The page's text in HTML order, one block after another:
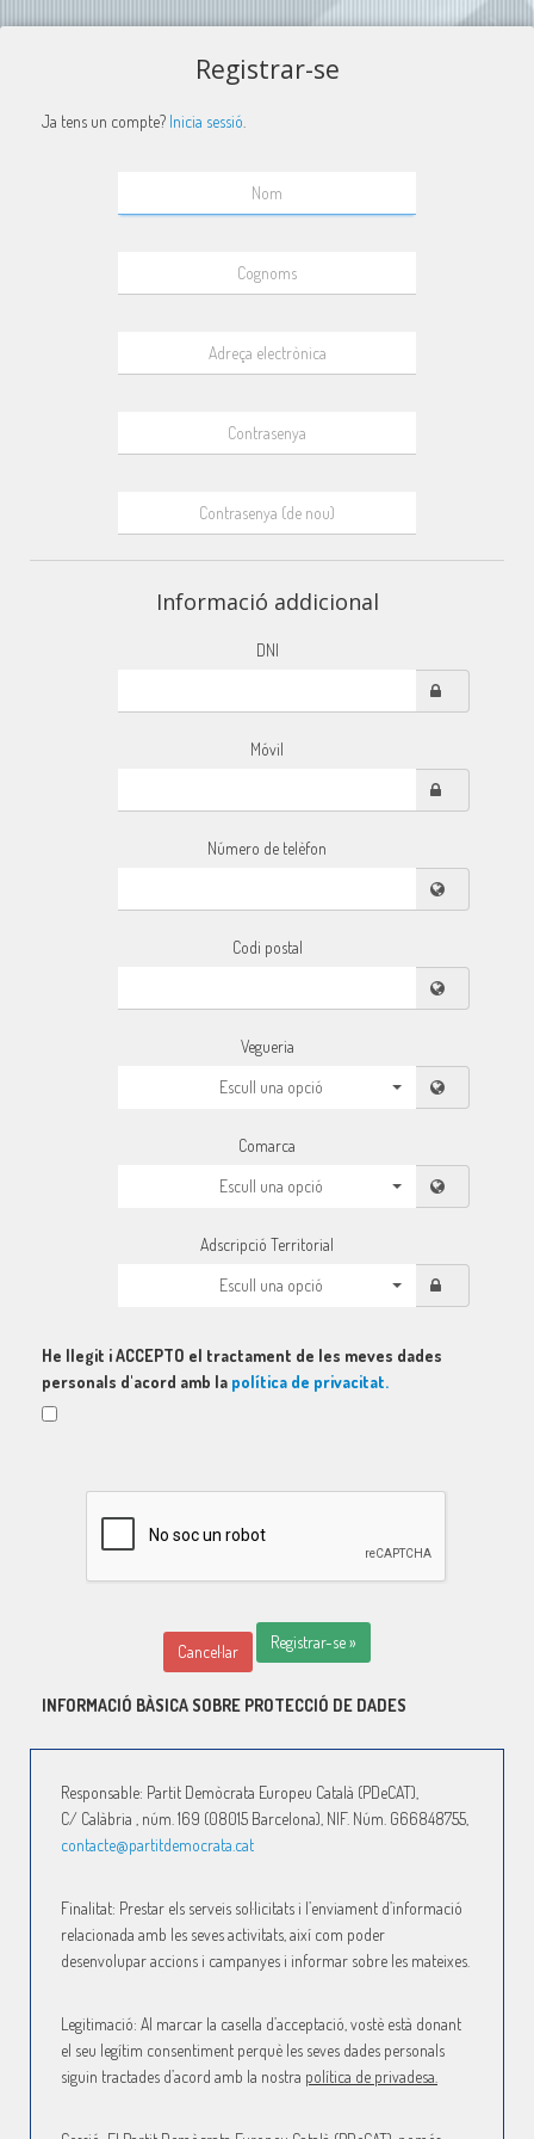
Registrar-se
Ja tens un compte? Inicia sessió
Informació addicional
DNI
Móvil
Número de telèfon
Codi postal
Vegueria
Escull una opció
Comarca
Escull una opció
Adscripció Territorial
Escull una opció
He llegit i ACCEPTO el tractament de les meves dades
personals d'acord amb la política de privacitat.
Cancel·lar Registrar-se »
INFORMACIÓ BÀSICA SOBRE PROTECCIÓ DE DADES
Responsable: Partit Demòcrata Europeu Català (PDeCAT),
C/ Calàbria , núm. 169 (08015 Barcelona), NIF. Núm. G66848755,
contacte@partitdemocrata.cat
Finalitat: Prestar els serveis sol·licitats i l’enviament d’informació
relacionada amb les seves activitats, així com poder
desenvolupar accions i campanyes i informar sobre les mateixes.
Legitimació: Al marcar la casella d’acceptació, vostè està donant
el seu legítim consentiment perquè les seves dades personals
siguin tractades d’acord amb la nostra política de privadesa.